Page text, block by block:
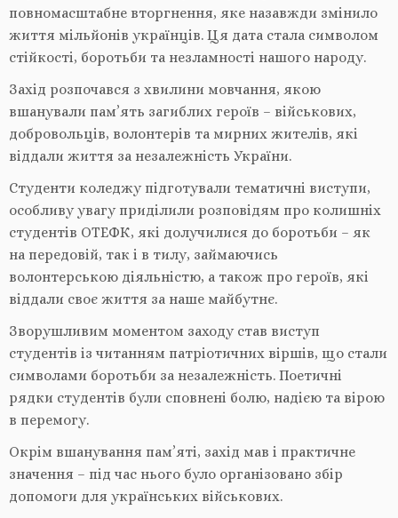
повномасштабне вторгнення, яке назавжди змінило
життя мільйонів українців. Ця дата стала символом
стійкості, боротьби та незламності нашого народу.
Захід розпочався з хвилини мовчання, якою
вшанували пам’ять загиблих героїв – військових,
добровольців, волонтерів та мирних жителів, які
віддали життя за незалежність України.
Студенти коледжу підготували тематичні виступи,
особливу увагу приділили розповідям про колишніх
студентів ОТЕФК, які долучилися до боротьби – як
на передовій, так і в тилу, займаючись
волонтерською діяльністю, а також про героїв, які
віддали своє життя за наше майбутнє.
Зворушливим моментом заходу став виступ
студентів із читанням патріотичних віршів, що стали
символами боротьби за незалежність. Поетичні
рядки студентів були сповнені болю, надією та вірою
в перемогу.
Окрім вшанування пам’яті, захід мав і практичне
значення – під час нього було організовано збір
допомоги для українських військових.